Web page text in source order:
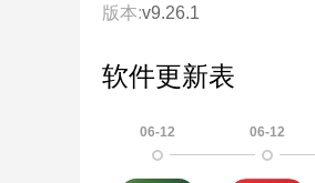
版本:v9.26.1
软件更新表
06-12 06-12